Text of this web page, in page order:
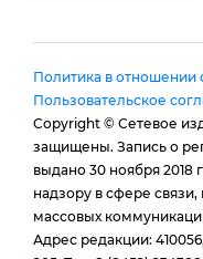
Политика в отношении
Пользовательское
Copyright © Сетевое
защищены. Запись о
выдано 30 ноября
надзору в сфере
массовых
Адрес редакции: